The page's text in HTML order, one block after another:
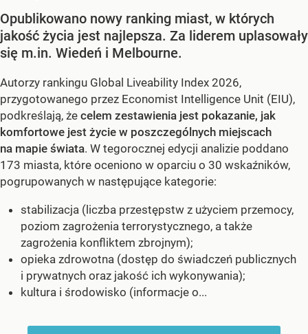
Opublikowano nowy ranking miast, w których
jakość życia jest najlepsza. Za liderem uplasowały
się m.in. Wiedeń i Melbourne.
Autorzy rankingu Global Liveability Index 2026,
przygotowanego przez Economist Intelligence Unit (EIU),
podkreślają, że celem zestawienia jest pokazanie, jak
komfortowe jest życie w poszczególnych miejscach
na mapie świata. W tegorocznej edycji analizie poddano
173 miasta, które oceniono w oparciu o 30 wskaźników,
pogrupowanych w następujące kategorie:
stabilizacja (liczba przestępstw z użyciem przemocy,
poziom zagrożenia terrorystycznego, a także
zagrożenia konfliktem zbrojnym);
opieka zdrowotna (dostęp do świadczeń publicznych
i prywatnych oraz jakość ich wykonywania);
kultura i środowisko (informacje o...